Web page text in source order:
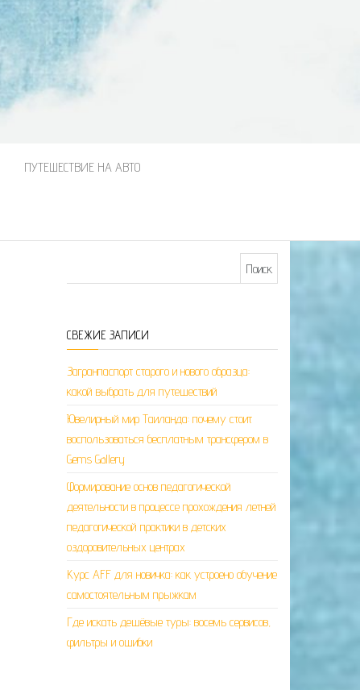
ПУТЕШЕСТВИЕ НА АВТО
СВЕЖИЕ ЗАПИСИ
Загранпаспорт старого и нового образца:
какой выбрать для путешествий
Ювелирный мир Таиланда: почему стоит
воспользоваться бесплатным трансфером в
Gems Gallery
Формирование основ педагогической
деятельности в процессе прохождения летней
педагогической практики в детских
оздоровительных центрах
Курс AFF для новичка: как устроено обучение
самостоятельным прыжкам
Где искать дешёвые туры: восемь сервисов,
фильтры и ошибки